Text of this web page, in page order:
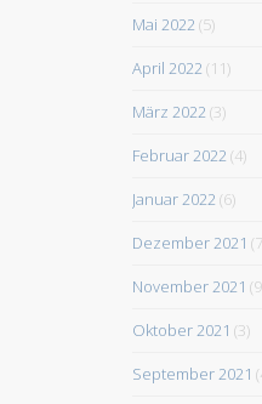
Mai 2022 (5)
April 2022 (11)
März 2022 (3)
Februar 2022 (4)
Januar 2022 (6)
Dezember 2021
November 2021
Oktober 2021 (3)
September 2021